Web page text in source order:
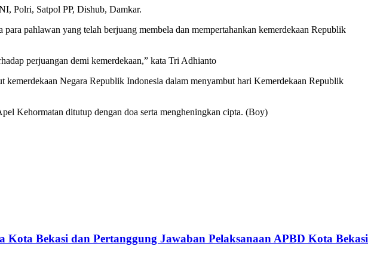
Polri, Satpol PP, Dishub, Damkar.
pahlawan yang telah berjuang membela dan mempertahankan kemerdekaan Republik
perjuangan demi kemerdekaan,” kata Tri Adhianto
Negara Republik Indonesia dalam menyambut hari Kemerdekaan Republik
Kehormatan ditutup dengan doa serta mengheningkan cipta. (Boy)
Bekasi dan Pertanggung Jawaban Pelaksanaan APBD Kota Bekasi